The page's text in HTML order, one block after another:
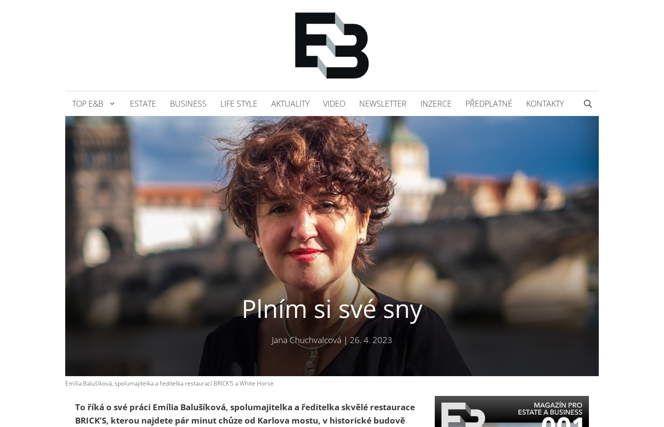
TOP E&B ESTATE BUSINESS LIFE STYLE AKTUALITY VIDEO NEWSLETTER INZERCE PŘEDPLATNÉ KONTAKTY
Plním si své sny
Jana Chuchvalcová |26. 4. 2023
Emília Balušíková, spolumajitelka a ředitelka restaurací BRICK'S a White Horse
To říká o své práci Emília Balušíková, spolumajitelka a ředitelka skvělé restaurace
BRICK’S, kterou najdete pár minut chůze od Karlova mostu, v historické budově